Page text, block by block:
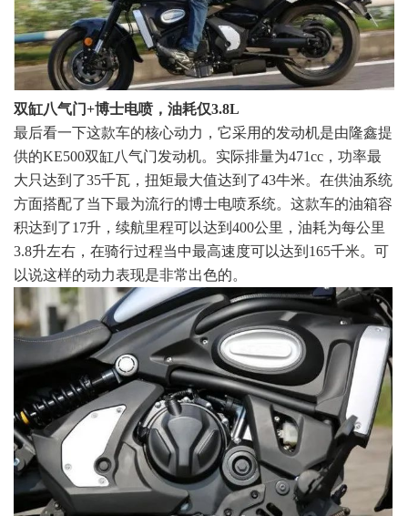
双缸八气门+博士电喷，油耗仅3.8L
最后看一下这款车的核心动力，它采用的发动机是由隆鑫提
供的KE500双缸八气门发动机。实际排量为471cc，功率最
大只达到了35千瓦，扭矩最大值达到了43牛米。在供油系统
方面搭配了当下最为流行的博士电喷系统。这款车的油箱容
积达到了17升，续航里程可以达到400公里，油耗为每公里
3.8升左右，在骑行过程当中最高速度可以达到165千米。可
以说这样的动力表现是非常出色的。